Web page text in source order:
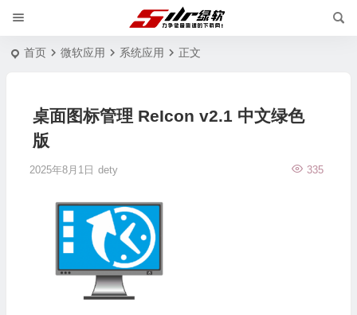
首页 微软应用 系统应用 正文
桌面图标管理 ReIcon v2.1 中文绿色
版
2025年8月1日 dety 335